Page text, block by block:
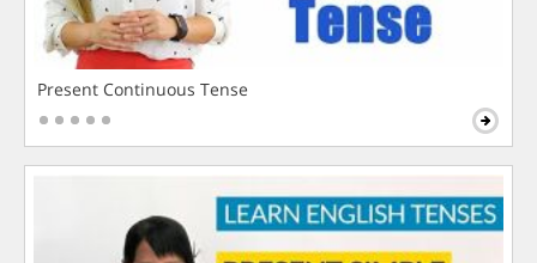
Present Continuous Tense